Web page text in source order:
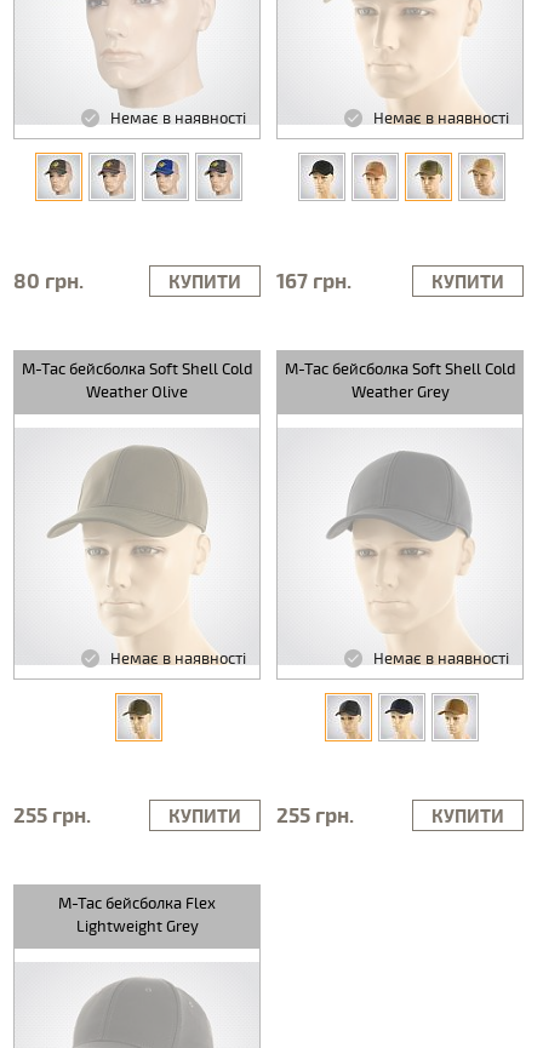
Немає в наявності
80 грн. КУПИТИ
Немає в наявності
167 грн. КУПИТИ
M-Tac бейсболка Soft Shell Cold
Weather Olive
Немає в наявності
255 грн. КУПИТИ
M-Tac бейсболка Soft Shell Cold
Weather Grey
Немає в наявності
255 грн. КУПИТИ
M-Tac бейсболка Flex
Lightweight Grey